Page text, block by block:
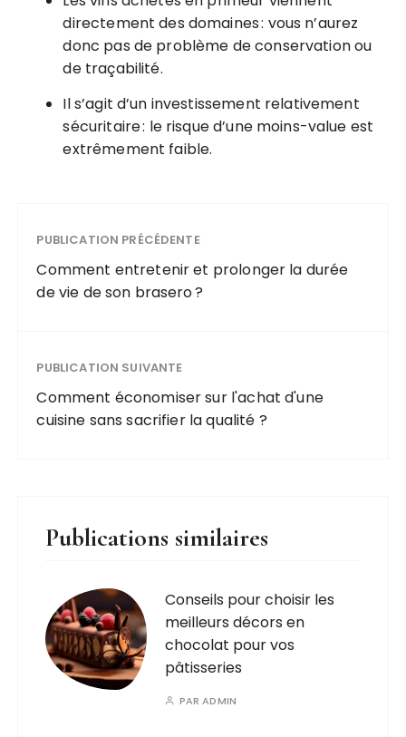
directement des domaines : vous n’aurez
donc pas de problème de conservation ou
de traçabilité.
Il s’agit d’un investissement relativement
sécuritaire : le risque d’une moins-value est
extrêmement faible.
PUBLICATION PRÉCÉDENTE
Comment entretenir et prolonger la durée
de vie de son brasero ?
PUBLICATION SUIVANTE
Comment économiser sur l'achat d'une
cuisine sans sacrifier la qualité ?
Publications similaires
Conseils pour choisir les
meilleurs décors en
chocolat pour vos
pâtisseries
PARADMIN